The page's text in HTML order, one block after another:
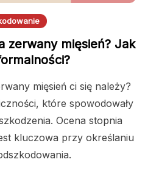
zerwany mięsień? Jak
mięsień ci się należy?
które spowodowały
Ocena stopnia
kluczowa przy określaniu